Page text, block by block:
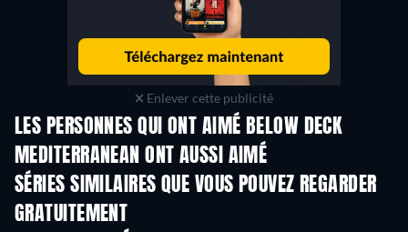
Enlever cette publicité
LES PERSONNES QUI ONT AIMÉ BELOW DECK
MEDITERRANEAN ONT AUSSI AIMÉ
Série Série
SÉRIES SIMILAIRES QUE VOUS POUVEZ REGARDER
GRATUITEMENT